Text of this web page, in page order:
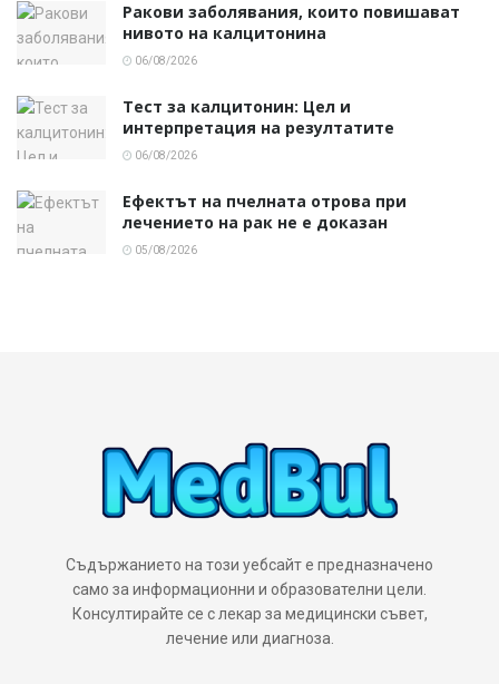
Ракови заболявания, които повишават
нивото на калцитонина
06/08/2026
Тест за калцитонин: Цел и
интерпретация на резултатите
06/08/2026
Ефектът на пчелната отрова при
лечението на рак не е доказан
05/08/2026
Съдържанието на този уебсайт е предназначено
само за информационни и образователни цели.
Консултирайте се с лекар за медицински съвет,
лечение или диагноза.